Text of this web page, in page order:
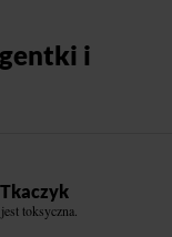
i
toksyczna.